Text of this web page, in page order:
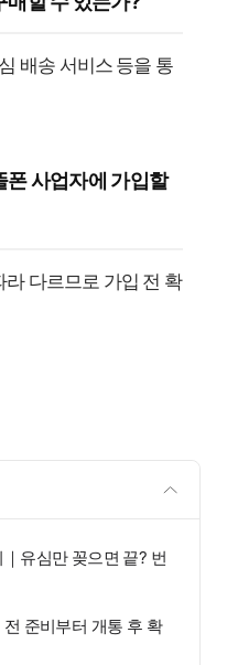
배송 서비스 등을 통
폰 사업자에 가입할
다르므로 가입 전 확
유심만 꽂으면 끝? 번
준비부터 개통 후 확